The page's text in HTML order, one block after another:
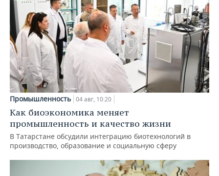
Промышленность 04 авг, 10:20
Как биоэкономика меняет
промышленность и качество жизни
В Татарстане обсудили интеграцию биотехнологий в
производство, образование и социальную сферу